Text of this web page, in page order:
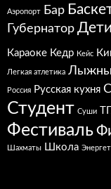
Аэропорт Бар
Губернатор Дети
Караоке Кедр Кейс
Легкая атлетика
Россия Русская кухня
Студент Суши
Фестиваль
Шахматы Школа